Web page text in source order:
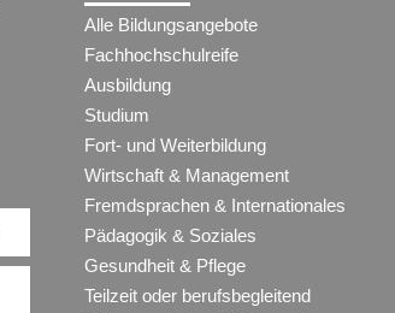
Alle Bildungsangebote
Fachhochschulreife
Ausbildung
Studium
Fort- und Weiterbildung
Wirtschaft & Management
Fremdsprachen & Internationales
Pädagogik & Soziales
Gesundheit & Pflege
Teilzeit oder berufsbegleitend